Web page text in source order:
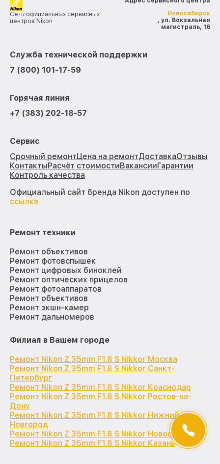
Сеть официальных сервисных
центров Nikon
Новосибирск
, ул. Вокзальная
магистраль, 16
Служба технической поддержки
7 (800) 101-17-59
Горячая линия
+7 (383) 202-18-57
Сервис
Срочный ремонтЦена на ремонтДоставкаОтзывы
КонтактыРасчёт стоимостиВакансииГарантии
Контроль качества
Официальный сайт бренда Nikon доступен по
ссылке
Ремонт техники
Ремонт объективов
Ремонт фотовспышек
Ремонт цифровых биноклей
Ремонт оптических прицелов
Ремонт фотоаппаратов
Ремонт объективов
Ремонт экшн-камер
Ремонт дальномеров
Филиал в Вашем городе
Ремонт Nikon Z 35mm F1.8 S Nikkor Москва
Ремонт Nikon Z 35mm F1.8 S Nikkor Санкт-
Петербург
Ремонт Nikon Z 35mm F1.8 S Nikkor Краснодар
Ремонт Nikon Z 35mm F1.8 S Nikkor Ростов-на-
Дону
Ремонт Nikon Z 35mm F1.8 S Nikkor Нижний
Новгород
Ремонт Nikon Z 35mm F1.8 S Nikkor Новосибирск
Ремонт Nikon Z 35mm F1.8 S Nikkor Казань